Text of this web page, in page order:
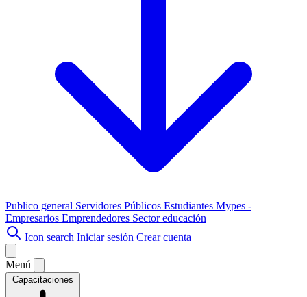
Publico general Servidores Públicos Estudiantes Mypes -
Empresarios Emprendedores Sector educación
Icon search Iniciar sesión Crear cuenta
Menú
Capacitaciones